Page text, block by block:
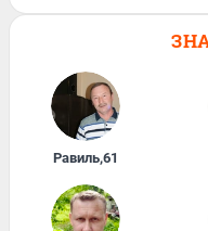
Равиль,61